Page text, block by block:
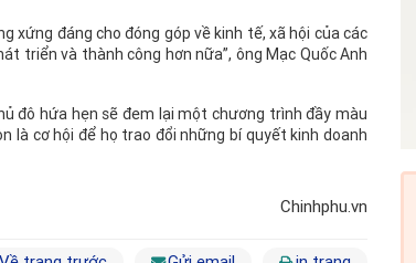
xứng đáng cho đóng góp về kinh tế, xã hội của các
triển và thành công hơn nữa”, ông Mạc Quốc Anh
đô hứa hẹn sẽ đem lại một chương trình đầy màu
là cơ hội để họ trao đổi những bí quyết kinh doanh
Chinhphu.vn